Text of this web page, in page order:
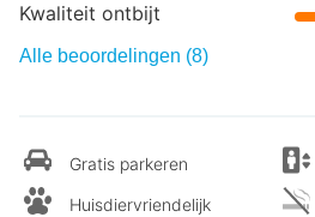
Kwaliteit ontbijt
Alle beoordelingen (8)
Gratis parkeren
Huisdiervriendelijk